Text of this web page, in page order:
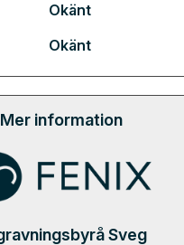
Okänt
Okänt
Mer information
Sveg